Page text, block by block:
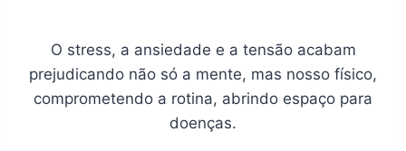
O stress, a ansiedade e a tensão acabam
prejudicando não só a mente, mas nosso físico,
comprometendo a rotina, abrindo espaço para
doenças.